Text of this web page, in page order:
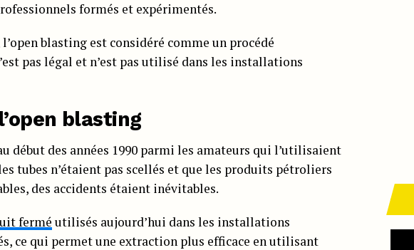
formés et expérimentés.
blasting est considéré comme un procédé
pas légal et n’est pas utilisé dans les installations
blasting
début des années 1990 parmi les amateurs qui l’utilisaient
tubes n’étaient pas scellés et que les produits pétroliers
des accidents étaient inévitables.
fermé utilisés aujourd’hui dans les installations
ce qui permet une extraction plus efficace en utilisant